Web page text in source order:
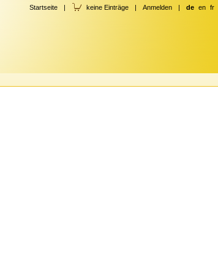
Startseite | keine Einträge | Anmelden | de en fr